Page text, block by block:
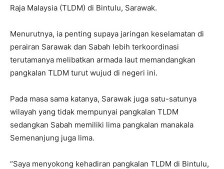
Raja Malaysia (TLDM) di Bintulu, Sarawak.
Menurutnya, ia penting supaya jaringan keselamatan di
perairan Sarawak dan Sabah lebih terkoordinasi
terutamanya melibatkan armada laut memandangkan
pangkalan TLDM turut wujud di negeri ini.
Pada masa sama katanya, Sarawak juga satu-satunya
wilayah yang tidak mempunyai pangkalan TLDM
sedangkan Sabah memiliki lima pangkalan manakala
Semenanjung juga lima.
“Saya menyokong kehadiran pangkalan TLDM di Bintulu,